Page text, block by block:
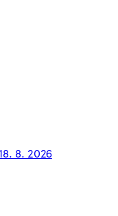
8. 2026